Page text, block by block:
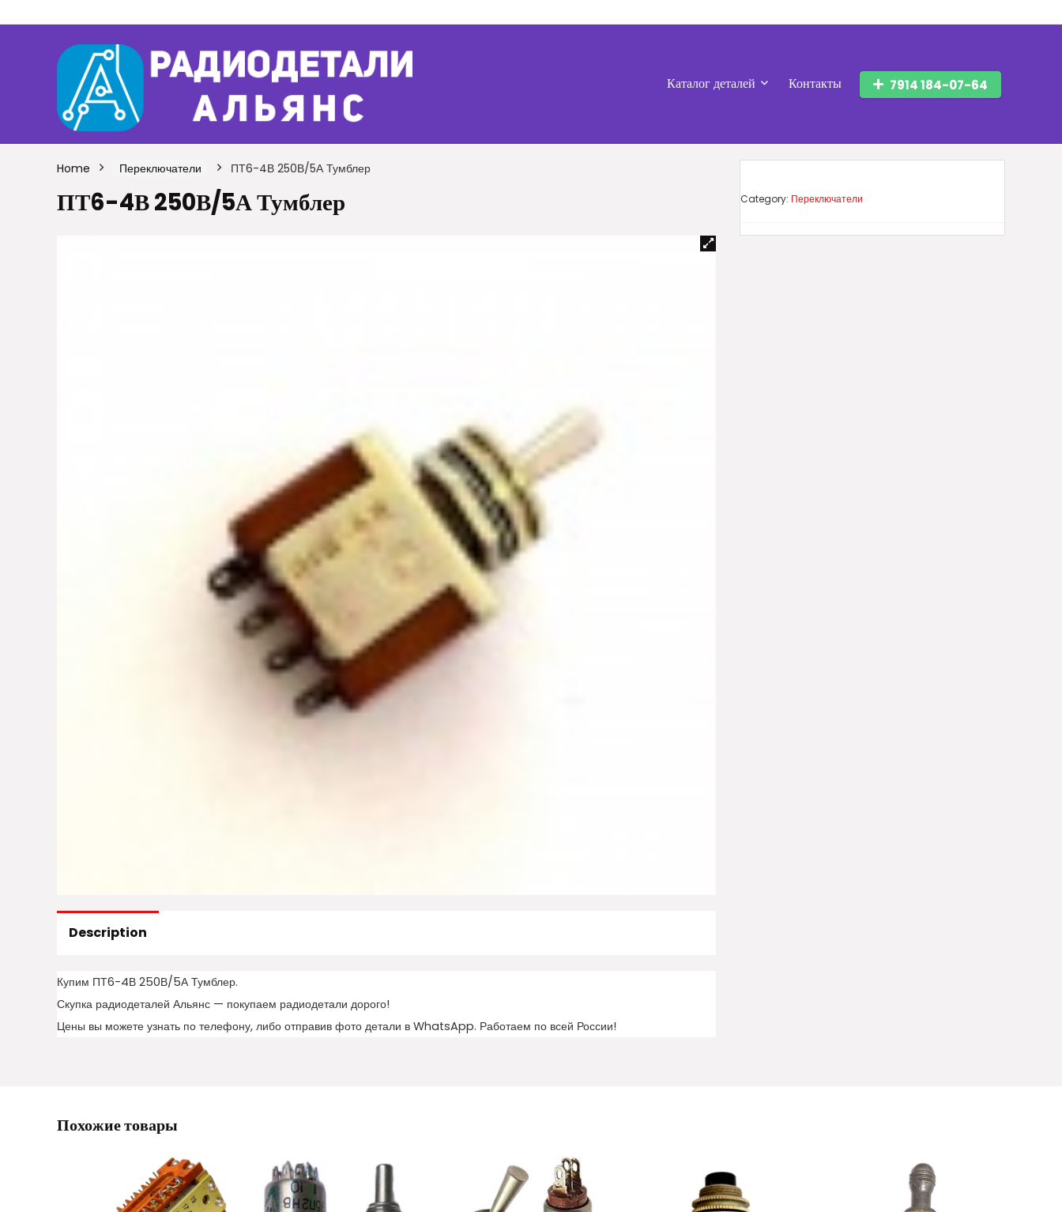
Каталог деталей Контакты 7914 184-07-64
Home Переключатели ПТ6-4В 250В/5А Тумблер
ПТ6-4В 250В/5А Тумблер
Description
Купим ПТ6-4В 250В/5А Тумблер.
Скупка радиодеталей Альянс — покупаем радиодетали дорого!
Цены вы можете узнать по телефону, либо отправив фото детали в WhatsApp. Работаем по всей России!
Category: Переключатели
Похожие товары